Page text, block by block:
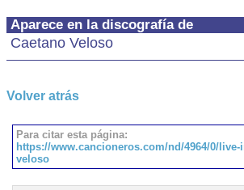
Aparece en la discografía de
Caetano Veloso
Volver atrás
Para citar esta página:
https://www.cancioneros.com/nd/4964/0/live-
veloso